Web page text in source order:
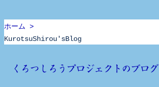
ホーム >
KurotsuShirou'sBlog
くろつしろうプロジェクトのブログ